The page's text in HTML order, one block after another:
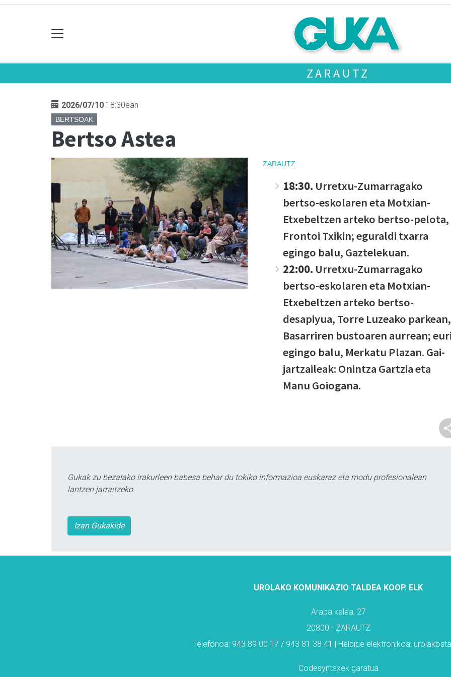
ZARAUTZ
2026/07/10 18:30ean
BERTSOAK
Bertso Astea
ZARAUTZ
18:30. Urretxu-Zumarragako
bertso-eskolaren eta Motxian-
Etxebeltzen arteko bertso-pelota,
Frontoi Txikin; eguraldi txarra
egingo balu, Gaztelekuan.
22:00. Urretxu-Zumarragako
bertso-eskolaren eta Motxian-
Etxebeltzen arteko bertso-
desapiyua, Torre Luzeako parkean,
Basarriren bustoaren aurrean;
egingo balu, Merkatu Plazan. Gai-
jartzaileak: Onintza Gartzia eta
Manu Goiogana.
Gukak zu bezalako irakurleen babesa behar du tokiko informazioa euskaraz eta modu profesionalean
lantzen jarraitzeko.
Izan Gukakide
UROLAKO KOMUNIKAZIO TALDEA KOOP. ELK
Araba kalea, 27
20800 - ZARAUTZ
Telefonoa: 943 89 00 17 / 943 81 38 41 | Helbide elektronikoa:
Codesyntaxek garatua